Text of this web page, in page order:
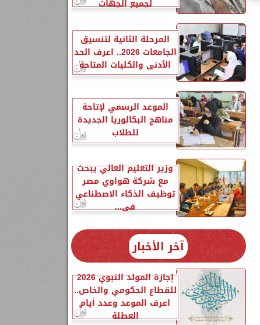
لجميع الجهات
المرحلة الثانية لتنسيق
الجامعات 2026.. اعرف الحد
الأدنى والكليات المتاحة
الموعد الرسمي لإتاحة
مناهج البكالوريا الجديدة
للطلاب
وزير التعليم العالي يبحث
مع شركة هواوي مصر
توظيف الذكاء الاصطناعي
في...
آخر الأخبار
إجازة المولد النبوي 2026
للقطاع الحكومي والخاص..
اعرف الموعد وعدد أيام
العطلة